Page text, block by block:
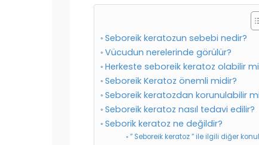
Seboreik keratozun sebebi nedir?
Vücudun nerelerinde görülür?
Herkeste seboreik keratoz olabilir
Seboreik Keratoz önemli midir?
Seboreik keratozdan korunulabilir
Seboreik keratoz nasıl tedavi edilir?
Seborik keratoz ne değildir?
” Seboreik keratoz ” ile ilgili diğer